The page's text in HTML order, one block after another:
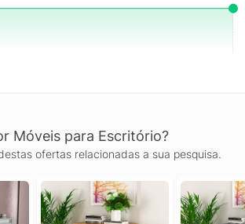
Móveis para Escritório?
ofertas relacionadas a sua pesquisa.